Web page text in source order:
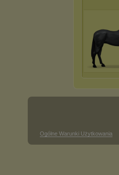
Ogólne Warunki Użytkowania